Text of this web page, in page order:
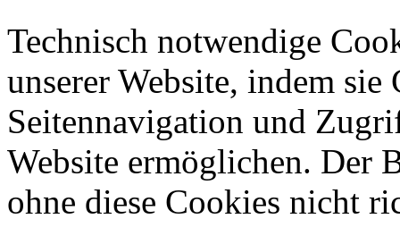
Technisch notwendige
unserer Website, indem
Seitennavigation und
Website ermöglichen. Der
ohne diese Cookies nicht